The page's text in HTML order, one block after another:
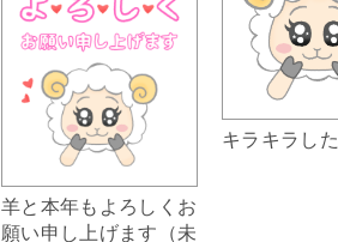
羊と本年もよろしくお
願い申し上げます（未
キラキラし